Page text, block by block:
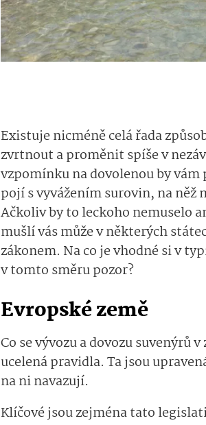
Existuje nicméně celá řada
zvrtnout a proměnit spíše v
vzpomínku na dovolenou by
pojí s vyvážením surovin, na
Ačkoliv by to leckoho nemuselo
mušlí vás může v některých
zákonem. Na co je vhodné si v
v tomto směru pozor?
Evropské země
Co se vývozu a dovozu suvenýrů
ucelená pravidla. Ta jsou
na ni navazují.
Klíčové jsou zejména tato